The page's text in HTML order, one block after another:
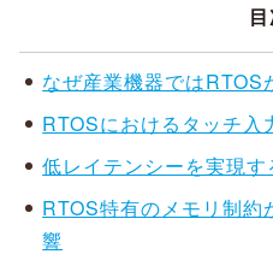
なぜ産業機器では
RTOSにおけるタッチ入
低レイテンシーを実現
RTOS特有のメモリ制
響